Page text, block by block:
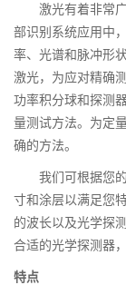
激光有着非常
部识别系统应用中
率、光谱和脉冲形
激光，为应对精确
功率积分球和探测
量测试方法。为定
确的方法。
我们可根据您
寸和涂层以满足您
的波长以及光学探
合适的光学探测器
特点